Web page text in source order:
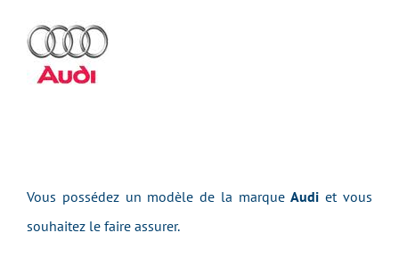
Vous possédez un modèle de la marqueAudi et vous
souhaitez le faire assurer.